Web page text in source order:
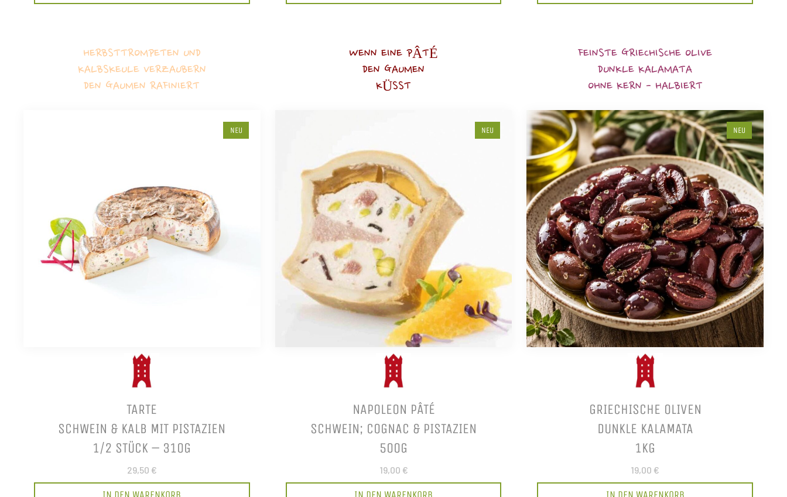
HERBSTTROMPETEN UND
KALBSKEULE VERZAUBERN
DEN GAUMEN RAFINIERT
NEU
TARTE
SCHWEIN & KALB MIT PISTAZIEN
1/2 STÜCK – 310G
29,50 €
WENN EINE PÂTÉ
DEN GAUMEN
KÜSST
NEU
NAPOLEON PÂTÉ
SCHWEIN; COGNAC & PISTAZIEN
500G
19,00 €
FEINSTE GRIECHISCHE OLIVE
DUNKLE KALAMATA
OHNE KERN - HALBIERT
NEU
GRIECHISCHE OLIVEN
DUNKLE KALAMATA
1KG
19,00 €